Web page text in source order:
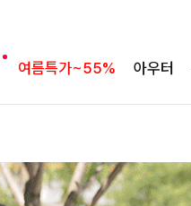
여름특가~55% 아우터